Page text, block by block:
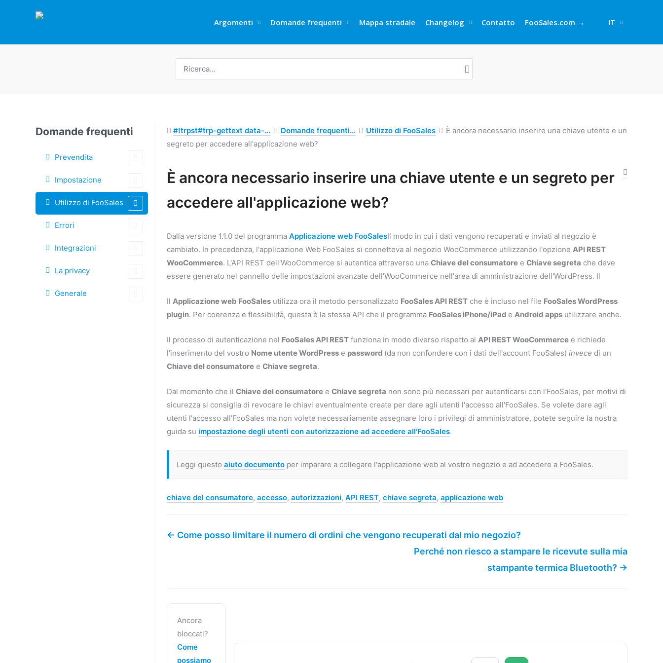
Argomenti Domande frequenti Mappa stradale Changelog Contatto FooSales.com → IT
per:
Domande frequenti
Prevendita
Impostazione
Utilizzo di FooSales
Errori
Integrazioni
La privacy
Generale
#!trpst#trp-gettext data-... Domande frequenti... Utilizzo di FooSales
È ancora necessario inserire una chiave utente e un
segreto per accedere all'applicazione web?
È ancora necessario inserire una chiave utente e un segreto per
accedere all'applicazione web?
Dalla versione 1.1.0 del programma Applicazione web FooSalesIl modo in cui i dati vengono recuperati e inviati al negozio è
cambiato. In precedenza, l'applicazione Web FooSales si connetteva al negozio WooCommerce utilizzando l'opzione API REST
WooCommerce. L'API REST dell'WooCommerce si autentica attraverso una Chiave del consumatore e Chiave segreta che deve
essere generato nel pannello delle impostazioni avanzate dell'WooCommerce nell'area di amministrazione dell'WordPress. Il
Il Applicazione web FooSales utilizza ora il metodo personalizzato FooSales API REST che è incluso nel file FooSales WordPress
plugin. Per coerenza e flessibilità, questa è la stessa API che il programma FooSales iPhone/iPad e Android apps utilizzare anche.
Il processo di autenticazione nel FooSales API REST funziona in modo diverso rispetto al API REST WooCommerce e richiede
l'inserimento del vostro Nome utente WordPress e password (da non confondere con i dati dell'account FooSales) invece di un
Chiave del consumatore e Chiave segreta.
Dal momento che il Chiave del consumatore e Chiave segreta non sono più necessari per autenticarsi con l'FooSales, per motivi di
sicurezza si consiglia di revocare le chiavi eventualmente create per dare agli utenti l'accesso all'FooSales. Se volete dare agli
utenti l'accesso all'FooSales ma non volete necessariamente assegnare loro i privilegi di amministratore, potete seguire la nostra
guida su impostazione degli utenti con autorizzazione ad accedere all'FooSales.
Leggi questo aiuto documento per imparare a collegare l'applicazione web al vostro negozio e ad accedere a FooSales.
Tag
chiave del consumatore, accesso, autorizzazioni, API REST, chiave segreta, applicazione web
tra
documenti
← Come posso limitare il numero di ordini che vengono recuperati dal mio negozio?
Perché non riesco a stampare le ricevute sulla mia
stampante termica Bluetooth? →
Ancora
bloccati?
Come
possiamo